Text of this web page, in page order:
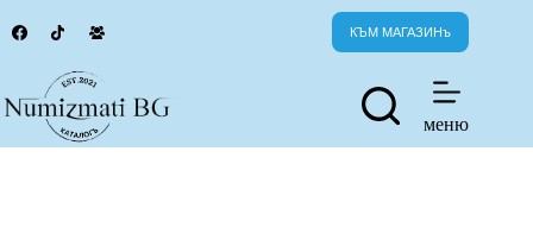
to
КЪМ МАГАЗИНъ
меню